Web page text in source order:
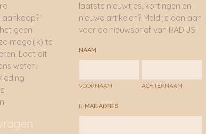
geen
mogelijk) te
Laat dit
weten.
laatste nieuwtjes, kortingen en
nieuwe artikelen? Meld je dan aan
voor de nieuwsbrief van RADIJS!
NAAM
VOORNAAM ACHTERNAAM
E-MAILADRES